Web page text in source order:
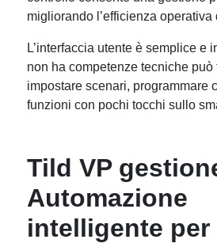
migliorando l’efficienza operativa
L’interfaccia utente è semplice e
non ha competenze tecniche può
impostare scenari, programmare
funzioni con pochi tocchi sullo
Tild VP
Automazione
intelligente per